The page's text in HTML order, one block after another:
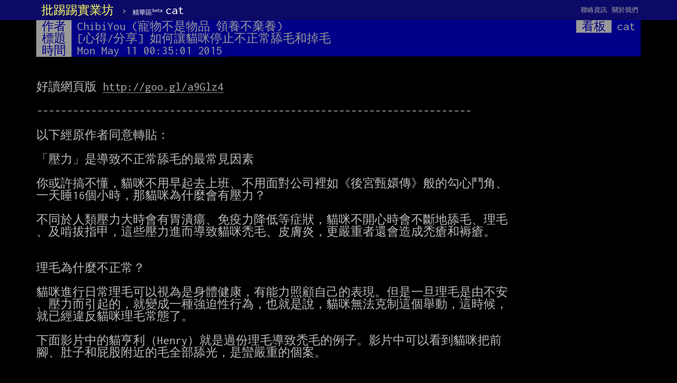
批踢踢實業坊 › 精華區beta cat 關於我們
聯絡資訊
作者 ChibiYou (寵物不是物品 領養不棄養) 看板
cat
標題
[心得/分享] 如何讓貓咪停止不正常舔毛和掉毛
時間
Mon May 11 00:35:01 2015
好讀網頁版 http://goo.gl/a9Glz4
------------------------------------------------------------------------
以下經原作者同意轉貼：
「壓力」是導致不正常舔毛的最常見因素
你或許搞不懂，貓咪不用早起去上班、不用面對公司裡如《後宮甄嬛傳》般的勾心鬥角、
一天睡16個小時，那貓咪為什麼會有壓力？
不同於人類壓力大時會有胃潰瘍、免疫力降低等症狀，貓咪不開心時會不斷地舔毛、理毛
、及啃拔指甲，這些壓力進而導致貓咪禿毛、皮膚炎，更嚴重者還會造成禿瘡和褥瘡。
理毛為什麼不正常？
貓咪進行日常理毛可以視為是身體健康，有能力照顧自己的表現。但是一旦理毛是由不安
、壓力而引起的，就變成一種強迫性行為，也就是說，貓咪無法克制這個舉動，這時候，
就已經違反貓咪理毛常態了。
下面影片中的貓亨利（Henry）就是過份理毛導致禿毛的例子。影片中可以看到貓咪把前
腳、肚子和屁股附近的毛全部舔光，是蠻嚴重的個案。